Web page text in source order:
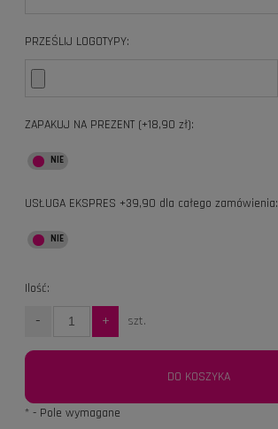
PRZEŚLIJ LOGOTYPY:
ZAPAKUJ NA PREZENT (+18,90 zł):
USŁUGA EKSPRES +39,90 dla całego zamówienia:
Ilość:
- + szt.
DO KOSZYKA
* - Pole wymagane